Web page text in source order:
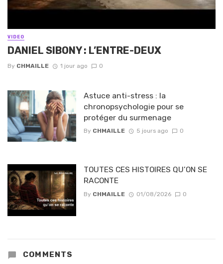
VIDEO
DANIEL SIBONY : L’ENTRE-DEUX
By CHMAILLE 1 jour ago 0
Astuce anti-stress : la
chronopsychologie pour se
protéger du surmenage
By CHMAILLE 5 jours ago 0
TOUTES CES HISTOIRES QU’ON SE
RACONTE
By CHMAILLE 01/08/2026 0
COMMENTS